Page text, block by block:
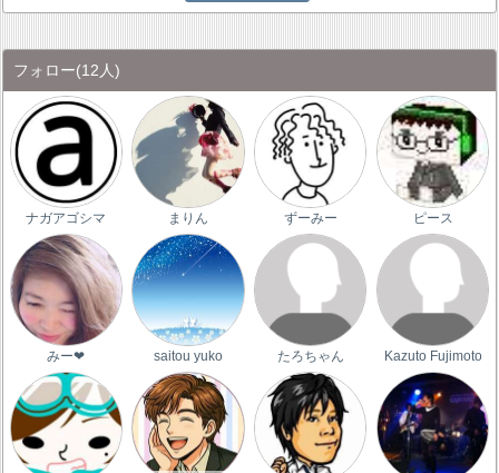
フォロー(12人)
ナガアゴシマ まりん ずーみー ピース
みー❤ saitou yuko たろちゃん Kazuto Fujimoto